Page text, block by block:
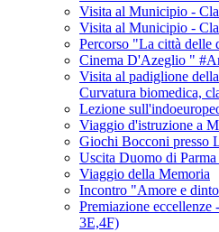
Visita al Municipio -
Visita al Municipio -
Percorso "La città delle
Cinema D'Azeglio "
Visita al padiglione
Curvatura biomedica,
Lezione
Viaggio d'istruzione a
Giochi Bocconi presso
Uscita Duomo di Parma
Viaggio della Memoria
Incontro "Amore e
Premiazione eccellenze
3E,4F)